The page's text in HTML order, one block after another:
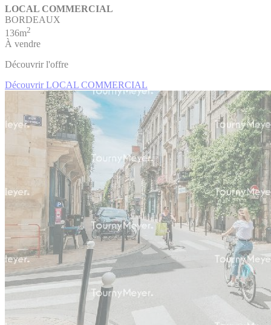
LOCAL COMMERCIAL
BORDEAUX
136m2
À vendre
Découvrir l'offre
Découvrir LOCAL COMMERCIAL